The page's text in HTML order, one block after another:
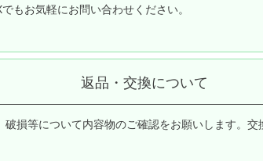
もお気軽にお問い合わせください。
返品・交換について
損等について内容物のご確認をお願いします。